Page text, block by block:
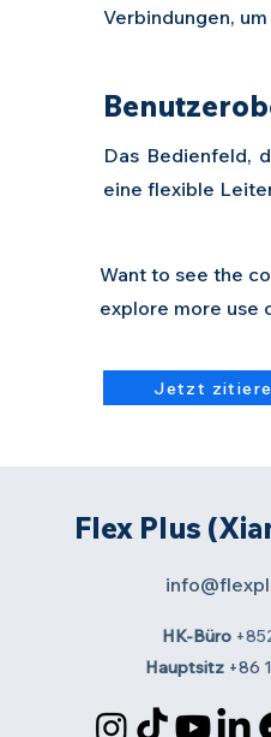
Verbindungen,
Das Bedienfeld,
eine flexible
Want to see the
explore more use
Jetzt
Flex Plus
HK-Büro
Hauptsitz+86